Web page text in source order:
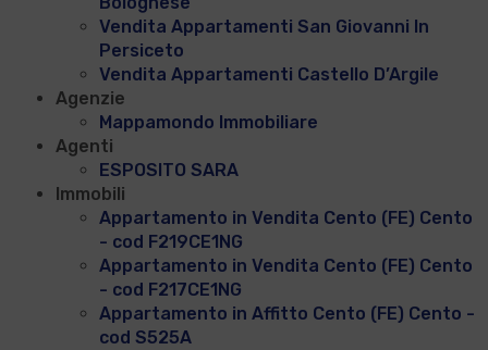
Vendita Appartamenti San Giovanni In
Persiceto
Vendita Appartamenti Castello D’Argile
Agenzie
Mappamondo Immobiliare
Agenti
ESPOSITO SARA
Immobili
Appartamento in Vendita Cento (FE) Cento
- cod F219CE1NG
Appartamento in Vendita Cento (FE) Cento
- cod F217CE1NG
Appartamento in Affitto Cento (FE) Cento -
cod S525A